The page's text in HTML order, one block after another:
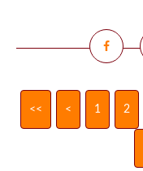
<< < 1 2